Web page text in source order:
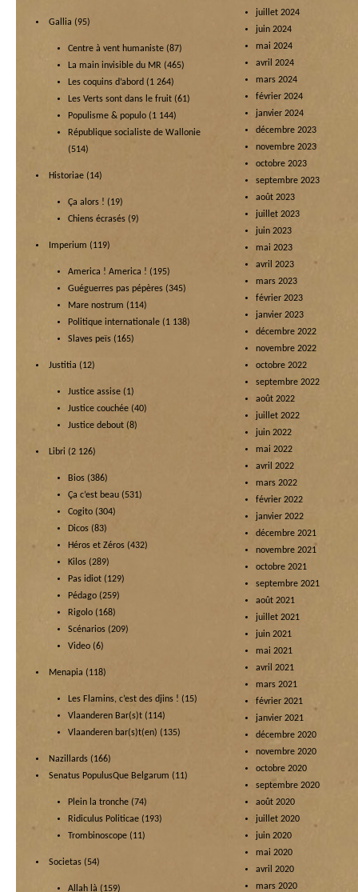
Gallia (95)
Centre à vent humaniste (87)
La main invisible du MR (465)
Les coquins d’abord (1 264)
Les Verts sont dans le fruit (61)
Populisme & populo (1 144)
République socialiste de Wallonie
(514)
Historiae (14)
Ça alors ! (19)
Chiens écrasés (9)
Imperium (119)
America ! America ! (195)
Guéguerres pas pépères (345)
Mare nostrum (114)
Politique internationale (1 138)
Slaves peïs (165)
Justitia (12)
Justice assise (1)
Justice couchée (40)
Justice debout (8)
Libri (2 126)
Bios (386)
Ça c’est beau (531)
Cogito (304)
Dicos (83)
Héros et Zéros (432)
Kilos (289)
Pas idiot (129)
Pédago (259)
Rigolo (168)
Scénarios (209)
Video (6)
Menapia (118)
Les Flamins, c’est des djins ! (15)
Vlaanderen Bar(s)t (114)
Vlaanderen bar(s)t(en) (135)
Nazillards (166)
Senatus PopulusQue Belgarum (11)
Plein la tronche (74)
Ridiculus Politicae (193)
Trombinoscope (11)
Societas (54)
Allah là (159)
juillet 2024
juin 2024
mai 2024
avril 2024
mars 2024
février 2024
janvier 2024
décembre 2023
novembre 2023
octobre 2023
septembre 2023
août 2023
juillet 2023
juin 2023
mai 2023
avril 2023
mars 2023
février 2023
janvier 2023
décembre 2022
novembre 2022
octobre 2022
septembre 2022
août 2022
juillet 2022
juin 2022
mai 2022
avril 2022
mars 2022
février 2022
janvier 2022
décembre 2021
novembre 2021
octobre 2021
septembre 2021
août 2021
juillet 2021
juin 2021
mai 2021
avril 2021
mars 2021
février 2021
janvier 2021
décembre 2020
novembre 2020
octobre 2020
septembre 2020
août 2020
juillet 2020
juin 2020
mai 2020
avril 2020
mars 2020